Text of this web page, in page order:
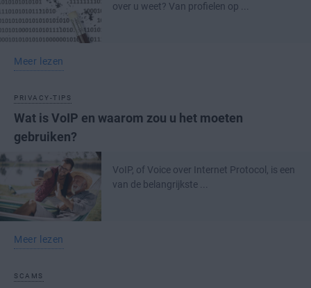
over u weet? Van profielen op ...
Meer lezen
PRIVACY-TIPS
Wat is VoIP en waarom zou u het moeten
gebruiken?
VoIP, of Voice over Internet Protocol, is een
van de belangrijkste ...
Meer lezen
SCAMS